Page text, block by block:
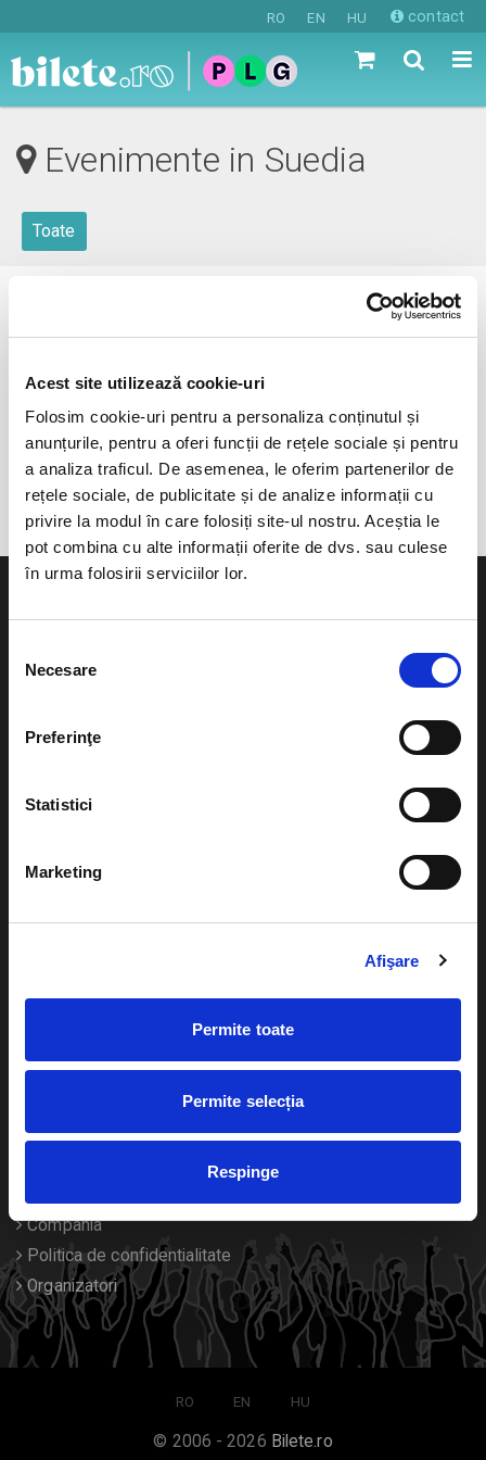
Acest site utilizează cookie-uri
Folosim cookie-uri pentru a personaliza conținutul și
anunțurile, pentru a oferi funcții de rețele sociale și pentru
a analiza traficul. De asemenea, le oferim partenerilor de
rețele sociale, de publicitate și de analize informații cu
privire la modul în care folosiți site-ul nostru. Aceștia le
pot combina cu alte informații oferite de dvs. sau culese
în urma folosirii serviciilor lor.
consimțământului
Necesare
Preferinţe
Statistici
Marketing
Afişare
Permite toate
Permite selecția
Respinge
RO EN HU contact
Evenimente in Suedia
Toate
0 evenimente in viitorul apropiat
anunta-ma pe email cand apare urmatorul eveniment la
Suedia
Evenimente
Teatru
festivaluri
Diverse
Despre noi
Contact
Compania
Politica de confidentialitate
Organizatori
RO EN HU
© 2006 - 2026 Bilete.ro